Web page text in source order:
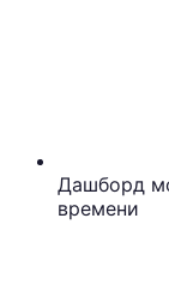
Дашборд
времени